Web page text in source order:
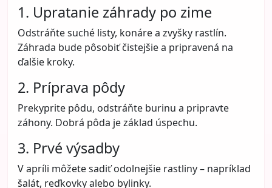
1. Upratanie záhrady po zime
Odstráňte suché listy, konáre a zvyšky rastlín.
Záhrada bude pôsobiť čistejšie a pripravená na
ďalšie kroky.
2. Príprava pôdy
Prekyprite pôdu, odstráňte burinu a pripravte
záhony. Dobrá pôda je základ úspechu.
3. Prvé výsadby
V apríli môžete sadiť odolnejšie rastliny – napríklad
šalát, reďkovky alebo bylinky.